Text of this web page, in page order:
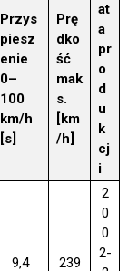
Przys
piesz
enie
0–
100
km/h
[s]
Prę
dko
ść
mak
s.
[km
/h]
at
a
pr
o
d
u
k
cj
i
9,4 239
2
0
0
2-